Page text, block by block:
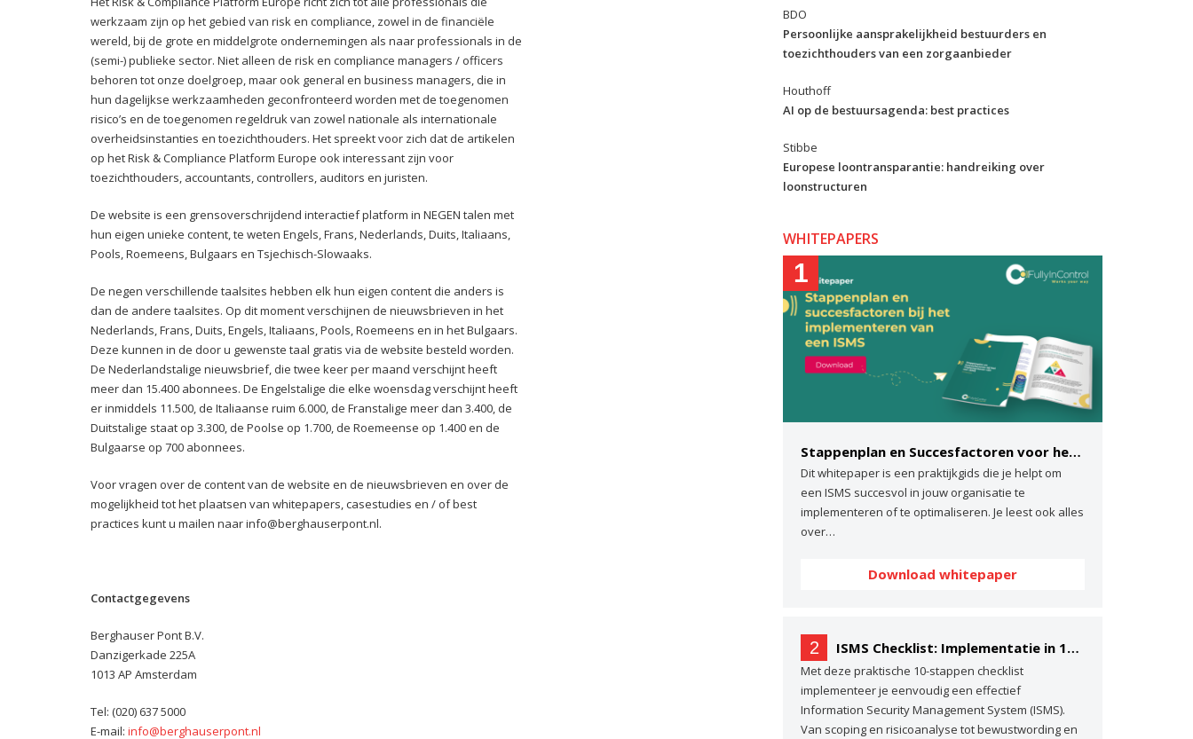
werkzaam zijn op het gebied van risk en compliance, zowel in de financiële
wereld, bij de grote en middelgrote ondernemingen als naar professionals in de
(semi-) publieke sector. Niet alleen de risk en compliance managers / officers
behoren tot onze doelgroep, maar ook general en business managers, die in
hun dagelijkse werkzaamheden geconfronteerd worden met de toegenomen
risico’s en de toegenomen regeldruk van zowel nationale als internationale
overheidsinstanties en toezichthouders. Het spreekt voor zich dat de artikelen
op het Risk & Compliance Platform Europe ook interessant zijn voor
toezichthouders, accountants, controllers, auditors en juristen.
De website is een grensoverschrijdend interactief platform in NEGEN talen met
hun eigen unieke content, te weten Engels, Frans, Nederlands, Duits, Italiaans,
Pools, Roemeens, Bulgaars en Tsjechisch-Slowaaks.
De negen verschillende taalsites hebben elk hun eigen content die anders is
dan de andere taalsites. Op dit moment verschijnen de nieuwsbrieven in het
Nederlands, Frans, Duits, Engels, Italiaans, Pools, Roemeens en in het Bulgaars.
Deze kunnen in de door u gewenste taal gratis via de website besteld worden.
De Nederlandstalige nieuwsbrief, die twee keer per maand verschijnt heeft
meer dan 15.400 abonnees. De Engelstalige die elke woensdag verschijnt heeft
er inmiddels 11.500, de Italiaanse ruim 6.000, de Franstalige meer dan 3.400, de
Duitstalige staat op 3.300, de Poolse op 1.700, de Roemeense op 1.400 en de
Bulgaarse op 700 abonnees.
Voor vragen over de content van de website en de nieuwsbrieven en over de
mogelijkheid tot het plaatsen van whitepapers, casestudies en / of best
practices kunt u mailen naar info@berghauserpont.nl.
Contactgegevens
Berghauser Pont B.V.
Danzigerkade 225A
1013 AP Amsterdam
Tel: (020) 637 5000
E-mail: info@berghauserpont.nl
BDO
Persoonlijke aansprakelijkheid bestuurders en
toezichthouders van een zorgaanbieder
Houthoff
AI op de bestuursagenda: best practices
Stibbe
Europese loontransparantie: handreiking over
loonstructuren
WHITEPAPERS
1
Stappenplan en Succesfactoren voor het implementeren van een ISMS
Dit whitepaper is een praktijkgids die je helpt om
een ISMS succesvol in jouw organisatie te
implementeren of te optimaliseren. Je leest ook alles
over…
Download whitepaper
2 ISMS Checklist: Implementatie in 10 stappen
Met deze praktische 10-stappen checklist
implementeer je eenvoudig een effectief
Information Security Management System (ISMS).
Van scoping en risicoanalyse tot bewustwording en